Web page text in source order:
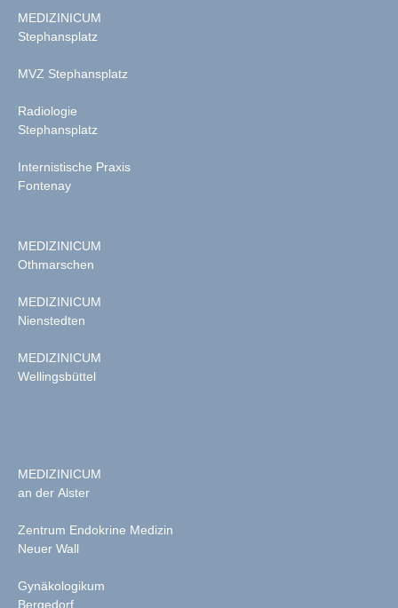
MEDIZINICUM
Stephansplatz
MVZ Stephansplatz
Radiologie
Stephansplatz
Internistische Praxis
Fontenay
MEDIZINICUM
Othmarschen
MEDIZINICUM
Nienstedten
MEDIZINICUM
Wellingsbüttel
MEDIZINICUM
an der Alster
Zentrum Endokrine Medizin
Neuer Wall
Gynäkologikum
Bergedorf